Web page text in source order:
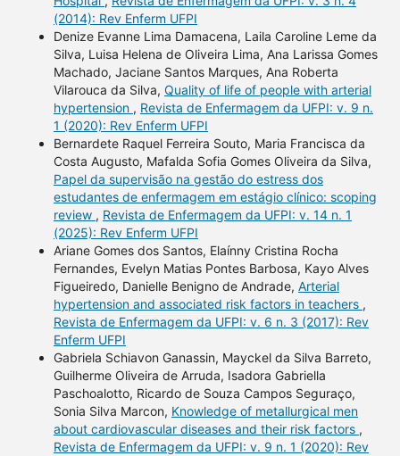
(2014): Rev Enferm UFPI
Denize Evanne Lima Damacena, Laila Caroline Leme da
Silva, Luisa Helena de Oliveira Lima, Ana Larissa Gomes
Machado, Jaciane Santos Marques, Ana Roberta
Vilarouca da Silva, Quality of life of people with arterial
hypertension , Revista de Enfermagem da UFPI: v. 9 n.
1 (2020): Rev Enferm UFPI
Bernardete Raquel Ferreira Souto, Maria Francisca da
Costa Augusto, Mafalda Sofia Gomes Oliveira da Silva,
Papel da supervisão na gestão do estress dos
estudantes de enfermagem em estágio clínico: scoping
review , Revista de Enfermagem da UFPI: v. 14 n. 1
(2025): Rev Enferm UFPI
Ariane Gomes dos Santos, Elaínny Cristina Rocha
Fernandes, Evelyn Matias Pontes Barbosa, Kayo Alves
Figueiredo, Danielle Benigno de Andrade, Arterial
hypertension and associated risk factors in teachers ,
Revista de Enfermagem da UFPI: v. 6 n. 3 (2017): Rev
Enferm UFPI
Gabriela Schiavon Ganassin, Mayckel da Silva Barreto,
Guilherme Oliveira de Arruda, Isadora Gabriella
Paschoalotto, Ricardo de Souza Campos Seguraço,
Sonia Silva Marcon, Knowledge of metallurgical men
about cardiovascular diseases and their risk factors ,
Revista de Enfermagem da UFPI: v. 9 n. 1 (2020): Rev